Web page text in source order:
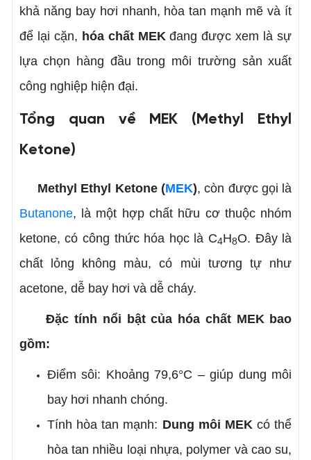
khả năng bay hơi nhanh, hòa tan mạnh mẽ và ít
để lại cặn, hóa chất MEK đang được xem là sự
lựa chọn hàng đầu trong môi trường sản xuất
công nghiệp hiện đại.
Tổng quan về MEK (Methyl Ethyl
Ketone)
Methyl Ethyl Ketone (MEK), còn được gọi là
Butanone, là một hợp chất hữu cơ thuộc nhóm
ketone, có công thức hóa học là C4H8O. Đây là
chất lỏng không màu, có mùi tương tự như
acetone, dễ bay hơi và dễ cháy.
Đặc tính nổi bật của hóa chất MEK bao
gồm:
Điểm sôi: Khoảng 79,6°C – giúp dung môi
bay hơi nhanh chóng.
Tính hòa tan mạnh: Dung môi MEK có thể
hòa tan nhiều loại nhựa, polymer và cao su,